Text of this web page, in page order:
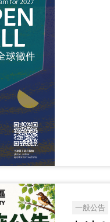
一般公告